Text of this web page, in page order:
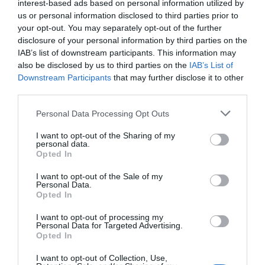
interest-based ads based on personal information utilized by
us or personal information disclosed to third parties prior to
your opt-out. You may separately opt-out of the further
disclosure of your personal information by third parties on the
IAB’s list of downstream participants. This information may
also be disclosed by us to third parties on the IAB’s List of
Downstream Participants that may further disclose it to other
Personal Data Processing Opt Outs
I want to opt-out of the Sharing of my
personal data.
Opted In
I want to opt-out of the Sale of my
Personal Data.
Opted In
I want to opt-out of processing my
Personal Data for Targeted Advertising.
Opted In
I want to opt-out of Collection, Use,
dejar de lanzar preguntas y curiosidades. Y
realmente creo que sentían que les podía resolver
dudas, o aportar otra perspectiva a su visión.
En todas estas intervenciones, he insistido mucho
en que entiendan que no deben tener miedo, que
es muy bonito y necesario tomar riesgos en la
una empresa viene acompañado de un
crecimiento personal enorme, y que hay que
aprender a gestionar el estrés para avanzar con
los proyectos.
Para mí, participar en Escola i Empresa es mucho
más que explicar qué haces o cómo funciona el
mundo empresarial. Es una oportunidad para